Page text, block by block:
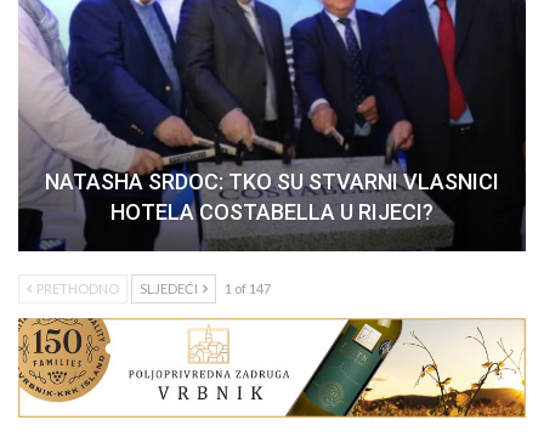
NATASHA SRDOC: TKO SU STVARNI VLASNICI
HOTELA COSTABELLA U RIJECI?
PRETHODNO SLJEDEĆI 1 of 147